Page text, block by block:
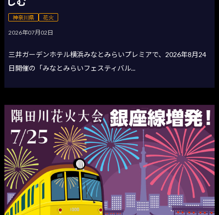
神奈川県 花火
2026年07月02日
三井ガーデンホテル横浜みなとみらいプレミアで、2026年8月24
日開催の「みなとみらいフェスティバル...